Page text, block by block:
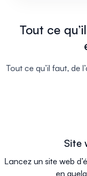
Tout ce
Tout ce qu’il faut, de
Site
Lancez un site web
en